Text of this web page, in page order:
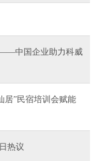
——中国企业助力科威
居”民宿培训会赋能
热议